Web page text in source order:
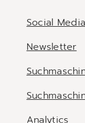
Social
Newsletter